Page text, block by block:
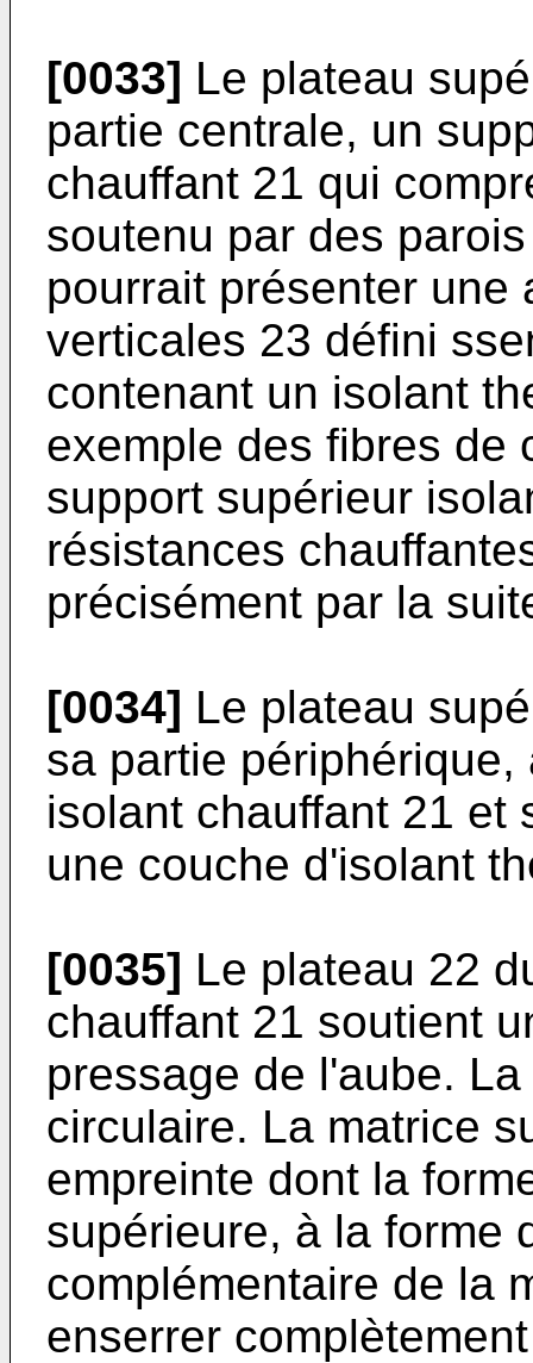
[0033] Le plateau
partie centrale, un
chauffant 21 qui
soutenu par des
pourrait présenter une
verticales 23 défini
contenant un isolant
exemple des fibres de
support supérieur
résistances
précisément par la
[0034] Le plateau
sa partie
isolant chauffant 21 et
une couche d'isolant
[0035] Le plateau 22
chauffant 21 soutient
pressage de l'aube.
circulaire. La matrice
empreinte dont la
supérieure, à la forme
complémentaire de la
enserrer